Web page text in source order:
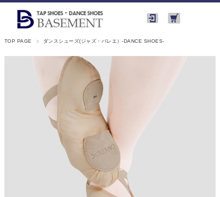
TOP PAGE ダンスシューズ(ジャズ・バレエ）-DANCE SHOES-